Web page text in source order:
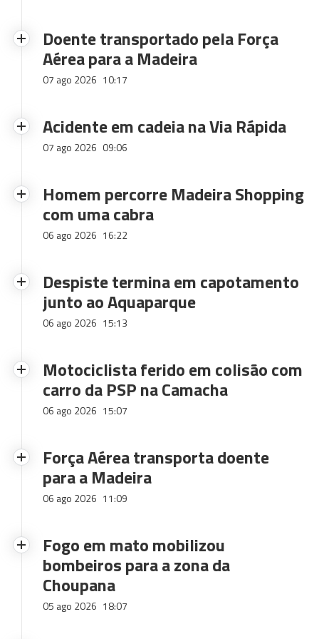
Doente transportado pela Força
Aérea para a Madeira
07 ago 2026 10:17
Acidente em cadeia na Via Rápida
07 ago 2026 09:06
Homem percorre Madeira Shopping
com uma cabra
06 ago 2026 16:22
Despiste termina em capotamento
junto ao Aquaparque
06 ago 2026 15:13
Motociclista ferido em colisão com
carro da PSP na Camacha
06 ago 2026 15:07
Força Aérea transporta doente
para a Madeira
06 ago 2026 11:09
Fogo em mato mobilizou
bombeiros para a zona da
Choupana
05 ago 2026 18:07